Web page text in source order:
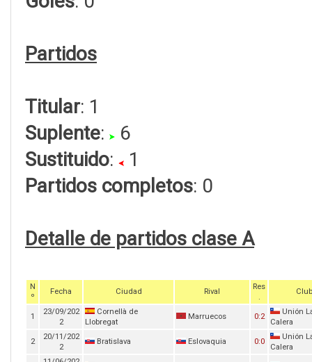
Partidos
Titular: 1
Suplente:
6
Sustituido:
1
Partidos completos: 0
Detalle de partidos clase A
N
º
Fecha Ciudad Rival
Res
.
Club
1
23/09/202
2
Cornellà de
Llobregat
Marruecos 0:2
Unión
Calera
2
20/11/202
2
Bratislava Eslovaquia 0:0
Unión
Calera